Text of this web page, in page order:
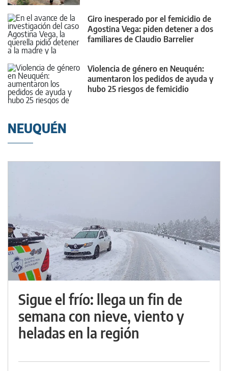
Giro inesperado por el femicidio de
Agostina Vega: piden detener a dos
familiares de Claudio Barrelier
Violencia de género en Neuquén:
aumentaron los pedidos de ayuda y
hubo 25 riesgos de femicidio
NEUQUÉN
Sigue el frío: llega un fin de
semana con nieve, viento y
heladas en la región